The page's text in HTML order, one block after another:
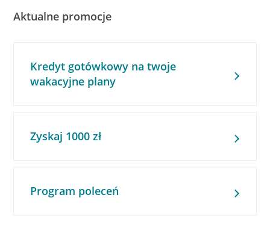
Aktualne promocje
Kredyt gotówkowy na twoje
wakacyjne plany
Zyskaj 1000 zł
Program poleceń